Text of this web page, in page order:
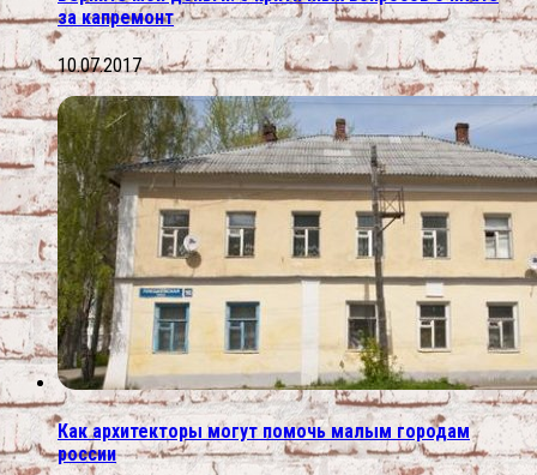
за капремонт
10.07.2017
Как архитекторы могут помочь малым городам
россии